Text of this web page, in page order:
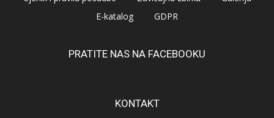
E-katalog
GDPR
PRATITE NAS NA FACEBOOKU
KONTAKT